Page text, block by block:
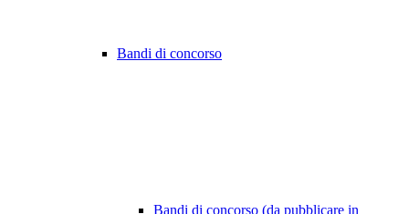
Bandi di concorso
Bandi di concorso (da pubblicare in